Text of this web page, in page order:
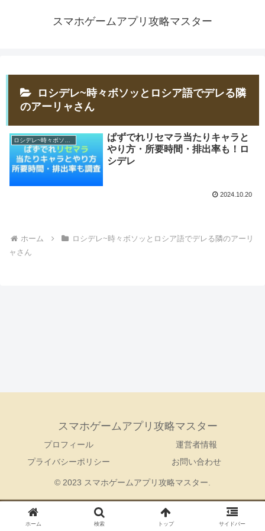
スマホゲームアプリ攻略マスター
ロシデレ~時々ボソッとロシア語でデレる隣
のアーリャさん
ぱずでれリセマラ当たりキャラと
やり方・所要時間・排出率も！ロ
シデレ
2024.10.20
ホーム
ロシデレ~時々ボソッとロシア語でデレる隣のアーリ
ャさん
スマホゲームアプリ攻略マスター
プロフィール
運営者情報
プライバシーポリシー
お問い合わせ
© 2023 スマホゲームアプリ攻略マスター.
ホーム 検索 トップ サイドバー